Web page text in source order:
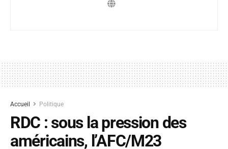
Accueil Politique
RDC : sous la pression des
américains, l’AFC/M23